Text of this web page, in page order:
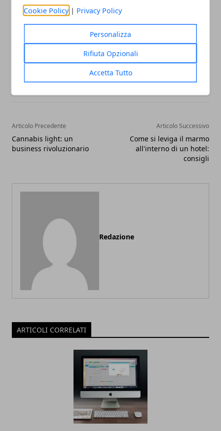
Cookie Policy | Privacy Policy
Personalizza
Rifiuta Opzionali
Accetta Tutto
che si tratti di un dispositivo domestico.
Whatsapp
Articolo Precedente
Cannabis light: un
business rivoluzionario
Articolo Successivo
Come si leviga il marmo
all'interno di un hotel:
consigli
Redazione
ARTICOLI CORRELATI